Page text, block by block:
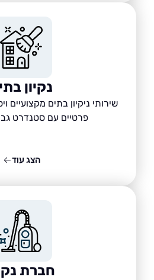
נקיון בתים
שירותי ניקיון בתים מקצועיים ויסודיים
פרטיים עם סטנדרט גבוה של
חברת נקיון